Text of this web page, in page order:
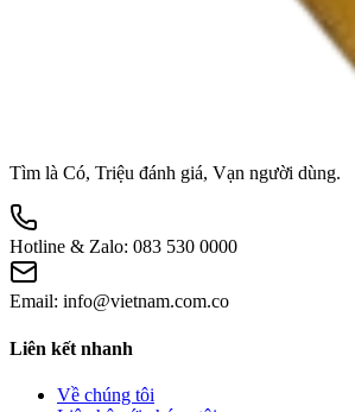
Tìm là Có, Triệu đánh giá, Vạn người dùng.
Hotline & Zalo: 083 530 0000
Email: info@vietnam.com.co
Liên kết nhanh
Về chúng tôi